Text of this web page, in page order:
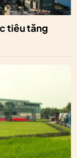
tiêu tăng